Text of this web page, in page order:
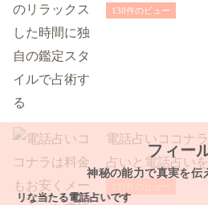
138件のビュー
電話占いココナ
占いと電話占い
フィー
神秘の能力で真実を伝
たる電話占いです